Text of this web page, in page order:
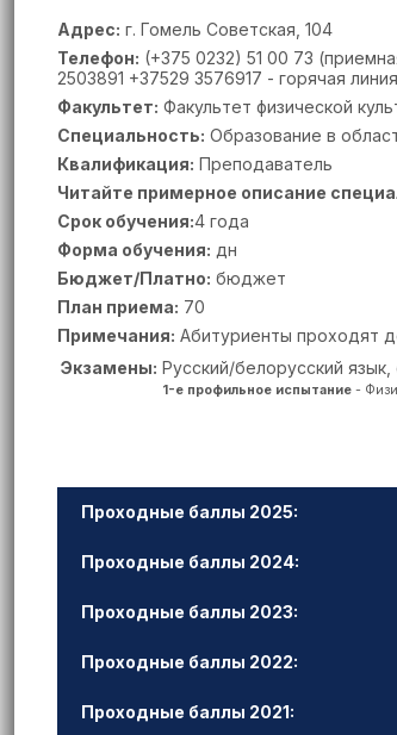
Адрес: г. Гомель Советская, 104
Телефон: (+375 0232) 51 00 73
2503891 +37529 3576917 - горячая линия
Факультет: Факультет физической
Специальность: Образование в
Квалификация: Преподаватель
Читайте примерное описание
Срок обучения:4 года
Форма обучения: дн
Бюджет/Платно: бюджет
План приема: 70
Примечания: Абитуриенты проходят
Экзамены: Русский/белорусский
1-е профильное испытание -
Проходные баллы 2025:
Проходные баллы 2024:
Проходные баллы 2023:
Проходные баллы 2022:
Проходные баллы 2021: